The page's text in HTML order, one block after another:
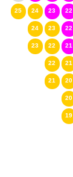
25 24 23 22
24 23 22
23 22 21
22 21
21 20
20
19